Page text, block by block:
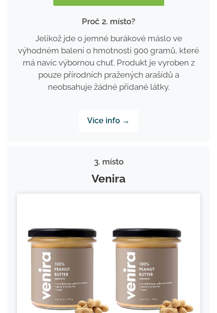
Proč 2. místo?
Jelikož jde o jemné burákové máslo ve
výhodném balení o hmotnosti 900 gramů, které
má navíc výbornou chuť. Produkt je vyroben z
pouze přírodních pražených arašídů a
neobsahuje žádné přidané látky.
Více info →
3. místo
Venira